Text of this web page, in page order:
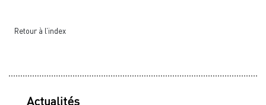
Retour à l’index
Actualités